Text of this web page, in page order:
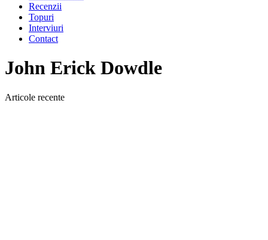
Recenzii
Topuri
Interviuri
Contact
John Erick Dowdle
Articole recente